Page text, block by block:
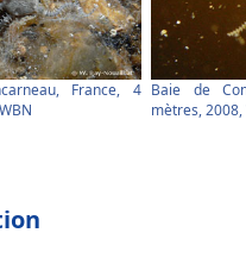
France, 4 Baie de
mètres, 2008,